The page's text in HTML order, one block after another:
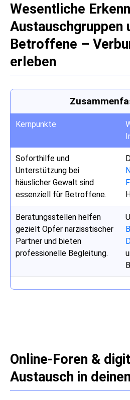
Wesentliche
Austauschgruppen
Betroffene –
erleben
Kernpunkte
Soforthilfe und
Unterstützung bei
häuslicher Gewalt sind
essenziell für Betroffene.
Beratungsstellen helfen
gezielt Opfer narzisstischer
Partner und bieten
professionelle Begleitung.
Online-Foren &
Austausch in